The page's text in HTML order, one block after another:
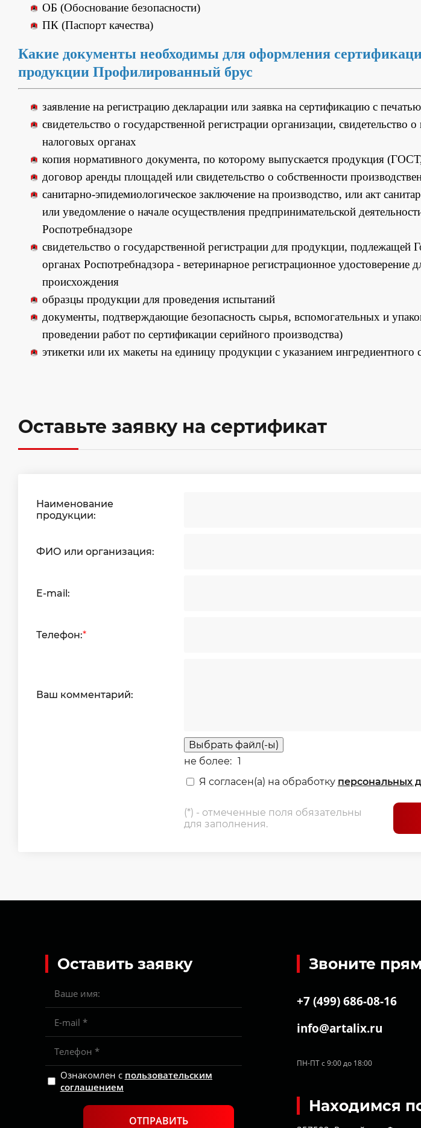
ОБ (Обоснование безопасности)
ПК (Паспорт качества)
Какие документы необходимы для оформления
продукции Профилированный брус
заявление на регистрацию декларации или заявка на сертификацию с
свидетельство о государственной регистрации организации, свидетельство
налоговых органах
копия нормативного документа, по которому выпускается продукция
договор аренды площадей или свидетельство о собственности
санитарно-эпидемиологическое заключение на производство, или акт
или уведомление о начале осуществления предпринимательской
Роспотребнадзоре
свидетельство о государственной регистрации для продукции, подлежащей
органах Роспотребнадзора - ветеринарное регистрационное удостоверение
происхождения
образцы продукции для проведения испытаний
документы, подтверждающие безопасность сырья, вспомогательных и
проведении работ по сертификации серийного производства)
этикетки или их макеты на единицу продукции с указанием ингредиентного
Оставьте заявку на сертификат
Наименование
продукции:
ФИО или организация:
E-mail:
Телефон:*
Ваш комментарий:
Выбрать файл(-ы)
не более: 1
Я согласен(а) на обработку персональных
(*) - отмеченные поля обязательны
для заполнения.
Звоните
+7 (499) 686-08-16
info@artalix.ru
ПН-ПТ с 9:00 до 18:00
Находимся
Оставить заявку
Ознакомлен с пользовательским
соглашением
ОТПРАВИТЬ